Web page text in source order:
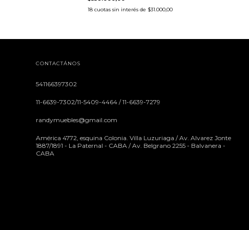
18 cuotas sin interés de $31.000,00
CONTACTÁNOS
541166397302
11-6639-7302/11-5409-4464 / 11-6639-7279
randymuebles@gmail.com
América 4772, esquina Colonia. Villa Luzuriaga / Av. Alvarez Jonte
1887/1891 - La Paternal - CABA / Av. Belgrano 2255 - Balvanera -
CABA